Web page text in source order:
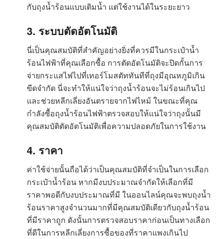
กับถุงน้ำร้อนแบบเติมน้ำ แต่ใช้งานได้ในระยะยาว
3. ระบบตัดอัตโนมัติ
นี่เป็นคุณสมบัติที่สำคัญอย่างยิ่งที่ควรมีในกระเป๋าน้ำ
ร้อนไฟฟ้าที่คุณเลือกซื้อ การตัดอัตโนมัติจะปิดกั้นการ
จ่ายกระแสไฟไปที่เทอร์โมสตัททันทีที่ถุงมีอุณหภูมิเกิน
ขีดจำกัด นี่จะทำให้แน่ใจว่าถุงน้ำร้อนจะไม่ร้อนเกินไป
และช่วยหลีกเลี่ยงอันตรายจากไฟไหม้ ในขณะที่คุณ
กำลังซื้อถุงน้ำร้อนไฟฟ้าตรวจสอบให้แน่ใจว่าถุงนั้นมี
คุณสมบัติตัดอัตโนมัติเพื่อความปลอดภัยในการใช้งาน
4. ราคา
ค่าใช้จ่ายนั้นถือได้ว่าเป็นคุณสมบัติที่จำเป็นในการเลือก
กระเป๋าน้ำร้อน หากมีงบประมาณจำกัดให้เลือกที่มี
ราคาพอดีกับงบประมาณที่มี ในออนไลน์คุณจะพบถุงน้ำ
ร้อนราคาสูงจำนวนมากที่มีคุณสมบัติเดียวกับถุงน้ำร้อน
ที่มีราคาถูก ดังนั้นการตรวจสอบราคาก่อนเป็นทางเลือก
ที่ดีในการหลีกเลี่ยงการซื้อของที่ราคาแพงเกินไป